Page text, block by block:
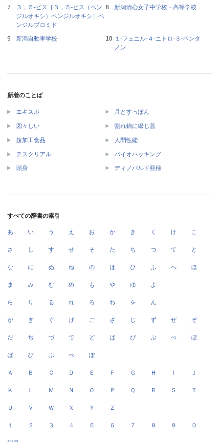
３，５‐ビス［３，５‐ビス（ベン
ジルオキシ）ベンジルオキシ］ベ
ンジルブロミド
新潟清心女子中学校・高等学校
新潟自動車学校
１‐フェニル‐４‐ニトロ‐３‐ペンタ
ノン
新着のことば
エキスポ 月とすっぽん
図々しい 割れ鍋に綴じ蓋
超加工食品 人間性能
テスクリアル バイオハッキング
頭身 ディノバルド亜種
すべての辞書の索引
あ い う え お か き く け こ
さ し す せ そ た ち つ て と
な に ぬ ね の は ひ ふ へ ほ
ま み む め も や ゆ よ
ら り る れ ろ わ を ん
が ぎ ぐ げ ご ざ じ ず ぜ ぞ
だ ぢ づ で ど ば び ぶ べ ぼ
ぱ ぴ ぷ ぺ ぽ
Ａ Ｂ Ｃ Ｄ Ｅ Ｆ Ｇ Ｈ Ｉ Ｊ
Ｋ Ｌ Ｍ Ｎ Ｏ Ｐ Ｑ Ｒ Ｓ Ｔ
Ｕ Ｖ Ｗ Ｘ Ｙ Ｚ
１ ２ ３ ４ ５ ６ ７ ８ ９ ０